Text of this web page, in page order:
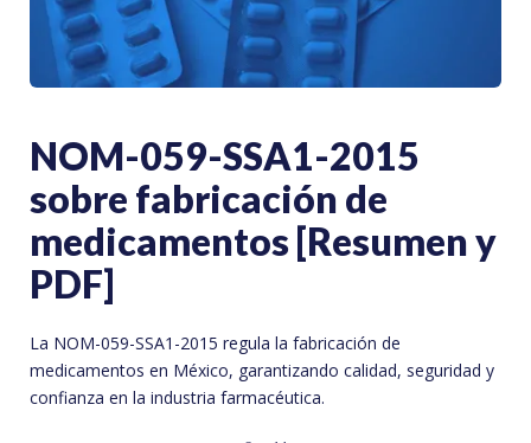
NOM-059-SSA1-2015
sobre fabricación de
medicamentos [Resumen y
PDF]
La NOM-059-SSA1-2015 regula la fabricación de
medicamentos en México, garantizando calidad, seguridad y
confianza en la industria farmacéutica.